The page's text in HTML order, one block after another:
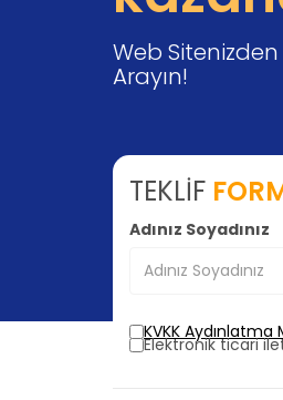
Web
Arayın!
TEKLİF
Adınız Soyadınız
KVKK
Elektronik ticari